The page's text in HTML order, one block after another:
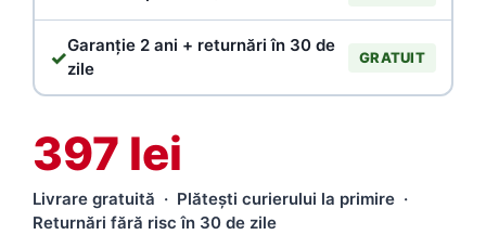
✓
Garanție 2 ani + returnări în 30 de
zile
GRATUIT
397 lei
Livrare gratuită · Plătești curierului la primire ·
Returnări fără risc în 30 de zile